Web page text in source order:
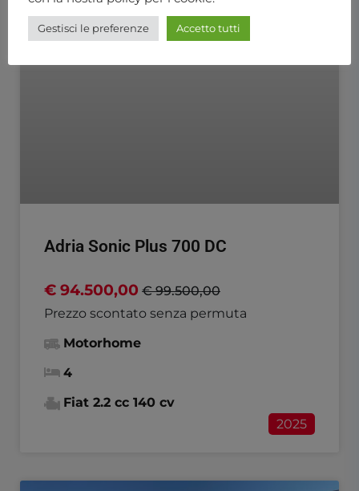
Adria Sonic Plus 700 DC
€ 94.500,00 € 99.500,00
Prezzo scontato senza permuta
Motorhome
4
Fiat 2.2 cc 140 cv
2025
Gestisci le preferenze Accetto tutti